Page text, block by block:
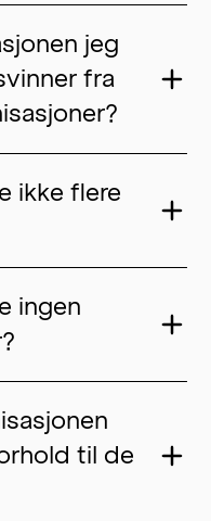
jeg
fra
ikke flere
ingen
til de